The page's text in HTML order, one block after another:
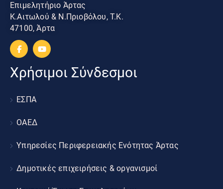
Επιμελητήριο Άρτας
Κ.Αιτωλού & Ν.Πριοβόλου, Τ.Κ.
47100, Άρτα
Χρήσιμοι Σύνδεσμοι
ΕΣΠΑ
ΟΑΕΔ
Υπηρεσίες Περιφερειακής Ενότητας Άρτας
Δημοτικές επιχειρήσεις & οργανισμοί